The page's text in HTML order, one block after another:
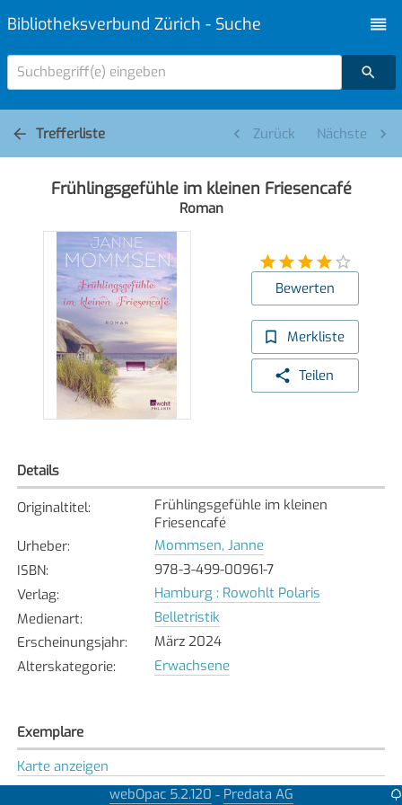
Bibliotheksverbund Zürich - Suche
Suchbegriff(e) eingeben
Trefferliste Zurück Nächste
Frühlingsgefühle im kleinen Friesencafé
Roman
Bewerten
Merkliste
Teilen
Details
Originaltitel:
Frühlingsgefühle im kleinen
Friesencafé
Urheber:
Mommsen, Janne
ISBN:
978-3-499-00961-7
Verlag:
Hamburg : Rowohlt Polaris
Medienart:
Belletristik
Erscheinungsjahr:
März 2024
Alterskategorie: Erwachsene
Exemplare
Karte anzeigen
Dübendorf
webOpac 5.2.120 - Predata AG